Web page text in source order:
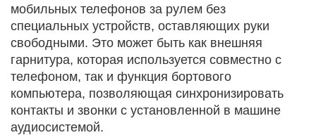
мобильных телефонов за рулем без
специальных устройств, оставляющих руки
свободными. Это может быть как внешняя
гарнитура, которая используется совместно с
телефоном, так и функция бортового
компьютера, позволяющая синхронизировать
контакты и звонки с установленной в машине
аудиосистемой.